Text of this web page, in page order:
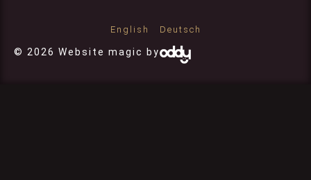
English Deutsch
© 2026 Website magic by